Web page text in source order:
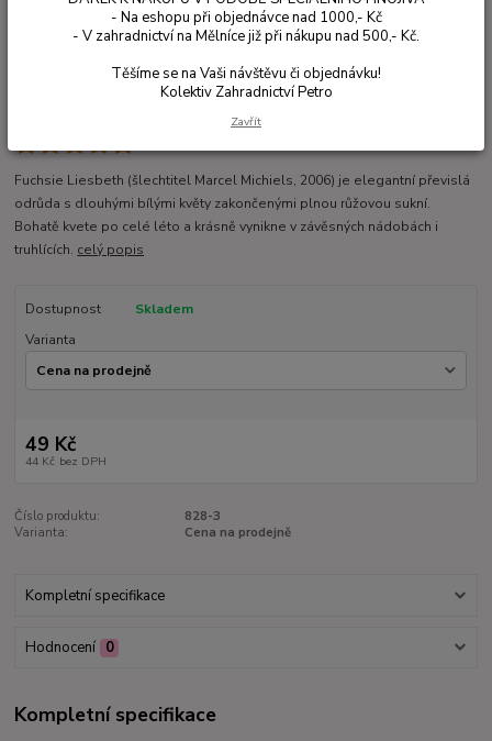
Fuchsie Liesbeth (šlechtitel Marcel Michiels, 2006) je elegantní převislá
odrůda s dlouhými bílými květy zakončenými plnou růžovou sukní.
Bohatě kvete po celé léto a krásně vynikne v závěsných nádobách i
truhlících. celý popis
Dostupnost
Skladem
Varianta
49 Kč
44 Kč bez DPH
Číslo produktu:
828-3
Varianta:
Cena na prodejně
Kompletní specifikace
Hodnocení 0
Kompletní specifikace
- Na eshopu při objednávce nad 1000,- Kč
- V zahradnictví na Mělníce již při nákupu nad 500,- Kč.
Těšíme se na Vaši návštěvu či objednávku!
Kolektiv Zahradnictví Petro
Zavřít